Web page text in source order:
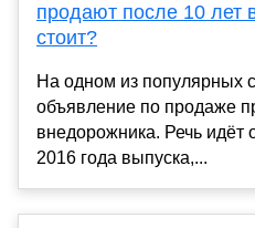
продают после 10 лет
стоит?
На одном из популярных
объявление по продаже
внедорожника. Речь идёт
2016 года выпуска,...